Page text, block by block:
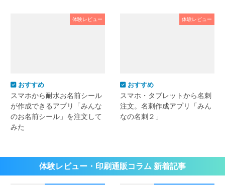
体験レビュー
おすすめ
スマホから耐水お名前シール
が作成できるアプリ「みんな
のお名前シール」を注文して
みた
体験レビュー
おすすめ
スマホ・タブレットから名刺
注文。名刺作成アプリ「みん
なの名刺２」
体験レビュー・印刷通販コラム 新着記事